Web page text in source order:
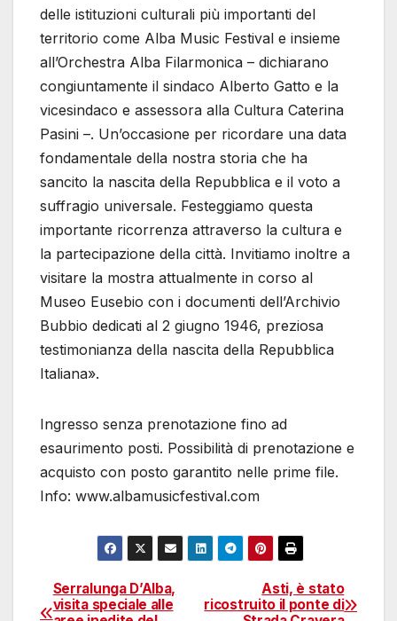
delle istituzioni culturali più importanti del
territorio come Alba Music Festival e insieme
all’Orchestra Alba Filarmonica – dichiarano
congiuntamente il sindaco Alberto Gatto e la
vicesindaco e assessora alla Cultura Caterina
Pasini –. Un’occasione per ricordare una data
fondamentale della nostra storia che ha
sancito la nascita della Repubblica e il voto a
suffragio universale. Festeggiamo questa
importante ricorrenza attraverso la cultura e
la partecipazione della città. Invitiamo inoltre a
visitare la mostra attualmente in corso al
Museo Eusebio con i documenti dell’Archivio
Bubbio dedicati al 2 giugno 1946, preziosa
testimonianza della nascita della Repubblica
Italiana».
Ingresso senza prenotazione fino ad
esaurimento posti. Possibilità di prenotazione e
acquisto con posto garantito nelle prime file.
Info: www.albamusicfestival.com
Navigazione
Asti, è stato
ricostruito il ponte di
Serralunga D’Alba,
visita speciale alle